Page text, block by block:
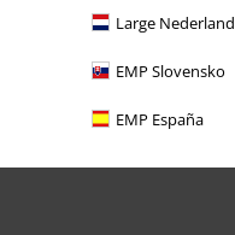
Large Nederland
EMP Slovensko
EMP España
demain entre 10:00 et 18:30.